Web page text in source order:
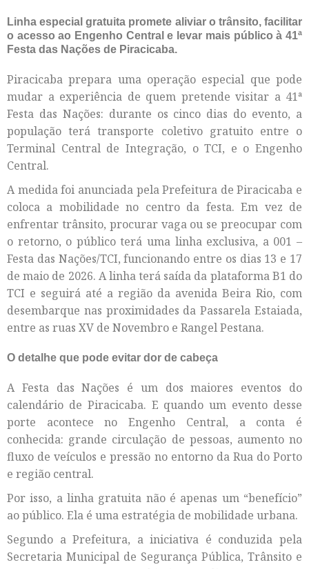
Linha especial gratuita promete aliviar o trânsito, facilitar
o acesso ao Engenho Central e levar mais público à 41ª
Festa das Nações de Piracicaba.
Piracicaba prepara uma operação especial que pode
mudar a experiência de quem pretende visitar a 41ª
Festa das Nações: durante os cinco dias do evento, a
população terá transporte coletivo gratuito entre o
Terminal Central de Integração, o TCI, e o Engenho
Central.
A medida foi anunciada pela Prefeitura de Piracicaba e
coloca a mobilidade no centro da festa. Em vez de
enfrentar trânsito, procurar vaga ou se preocupar com
o retorno, o público terá uma linha exclusiva, a 001 –
Festa das Nações/TCI, funcionando entre os dias 13 e 17
de maio de 2026. A linha terá saída da plataforma B1 do
TCI e seguirá até a região da avenida Beira Rio, com
desembarque nas proximidades da Passarela Estaiada,
entre as ruas XV de Novembro e Rangel Pestana.
O detalhe que pode evitar dor de cabeça
A Festa das Nações é um dos maiores eventos do
calendário de Piracicaba. E quando um evento desse
porte acontece no Engenho Central, a conta é
conhecida: grande circulação de pessoas, aumento no
fluxo de veículos e pressão no entorno da Rua do Porto
e região central.
Por isso, a linha gratuita não é apenas um “benefício”
ao público. Ela é uma estratégia de mobilidade urbana.
Segundo a Prefeitura, a iniciativa é conduzida pela
Secretaria Municipal de Segurança Pública, Trânsito e